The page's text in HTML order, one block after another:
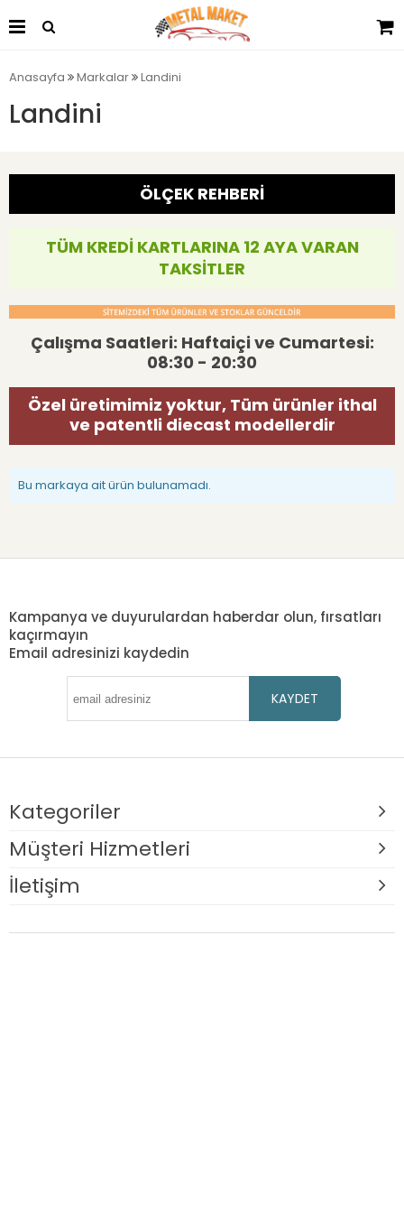
Anasayfa Markalar Landini
Landini
ÖLÇEK REHBERİ
TÜM KREDİ KARTLARINA 12 AYA VARAN
TAKSİTLER
Çalışma Saatleri: Haftaiçi ve Cumartesi:
08:30 - 20:30
Özel üretimimiz yoktur, Tüm ürünler ithal
ve patentli diecast modellerdir
Bu markaya ait ürün bulunamadı.
Kampanya ve duyurulardan haberdar olun, fırsatları
kaçırmayın
Email adresinizi kaydedin
KAYDET
Kategoriler
Müşteri Hizmetleri
İletişim